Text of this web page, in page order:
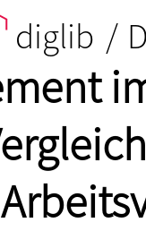
diglib /